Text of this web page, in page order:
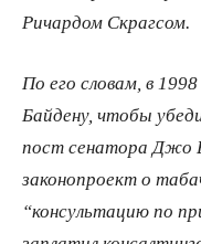
Ричардом Скрагсом.
По его словам, в
Байдену, чтобы
пост сенатора Джо
законопроект о
“консультацию по